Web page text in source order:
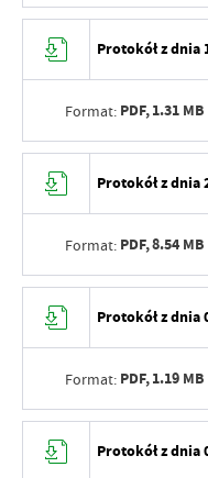
Protokół z dnia
Format: PDF,1.31 MB
Protokół z dnia
Format: PDF,8.54 MB
Protokół z dnia
Format: PDF,1.19 MB
Protokół z dnia